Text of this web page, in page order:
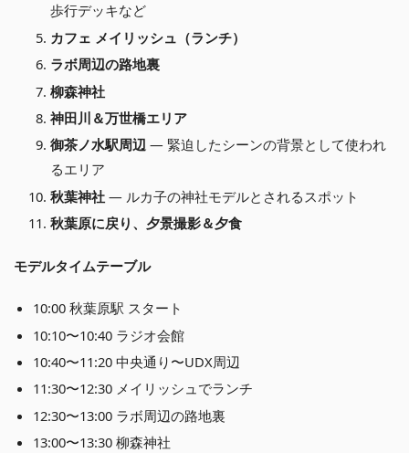
歩行デッキなど
カフェ メイリッシュ（ランチ）
ラボ周辺の路地裏
柳森神社
神田川＆万世橋エリア
御茶ノ水駅周辺 — 緊迫したシーンの背景として使われ
るエリア
秋葉神社 — ルカ子の神社モデルとされるスポット
秋葉原に戻り、夕景撮影＆夕食
モデルタイムテーブル
10:00 秋葉原駅 スタート
10:10〜10:40 ラジオ会館
10:40〜11:20 中央通り〜UDX周辺
11:30〜12:30 メイリッシュでランチ
12:30〜13:00 ラボ周辺の路地裏
13:00〜13:30 柳森神社